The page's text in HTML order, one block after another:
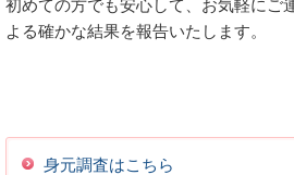
初めての方でも安心して、お気軽にご
よる確かな結果を報告いたします。
身元調査はこちら